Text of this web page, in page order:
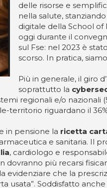
delle risorse e
nella salute, stanziando
digitale della School
oggi durante il
sul Fse: nel 2023 è
scorso. In pratica,
Più in generale, il giro
soprattutto la
regionali e/o nazionali
territorio riguardano il
in pensione la ricetta
e sanitaria. Il
, cardiologo e
più recarsi
evidenziare che la
usata”. Soddisfatto